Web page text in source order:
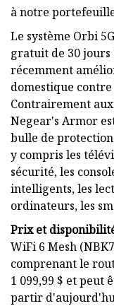
à notre
Le système Orbi
gratuit de 30
récemment
domestique
Contrairement
Negear's Armor
bulle de
y compris les
sécurité, les
intelligents, les
ordinateurs, les
Prix ​​et
WiFi 6 Mesh
comprenant le
1 099,99 $ et peut
partir